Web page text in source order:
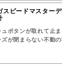
スピードマスター
ュボタンが取れて止
ズが閉まらない不動